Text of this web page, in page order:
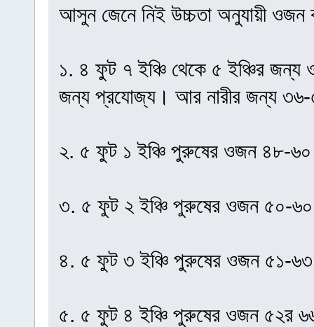
আসুন জেনে নিই উচ্চতা অনুযায়ী
১. ৪ ফুট ৭ ইঞ্চি থেকে ৫ ইঞ্চির
জন্য প্রযোজ্য। আর নারীর জন্য
২. ৫ ফুট ১ ইঞ্চি পুরুষের ওজন ৪৮-
৩. ৫ ফুট ২ ইঞ্চি পুরুষের ওজন ৫০-
৪. ৫ ফুট ৩ ইঞ্চি পুরুষের ওজন ৫১-
৫. ৫ ফুট ৪ ইঞ্চি পুরুষের ওজন ৫২র